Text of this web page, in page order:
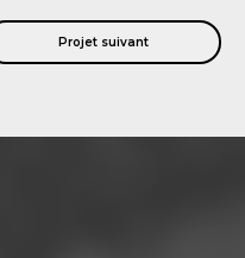
Projet suivant